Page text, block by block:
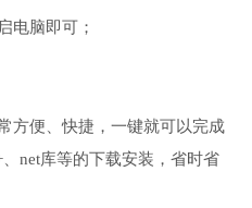
电脑即可；
方便、快捷，一键就可以完成
net库等的下载安装，省时省